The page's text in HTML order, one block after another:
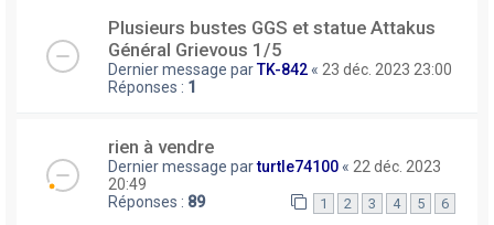
Plusieurs bustes GGS et statue Attakus
Général Grievous 1/5
Dernier message parTK-842 « 23 déc. 2023 23:00
Réponses : 1
rien à vendre
Dernier message parturtle74100 « 22 déc. 2023
20:49
Réponses : 89 1 2 3 4 5 6